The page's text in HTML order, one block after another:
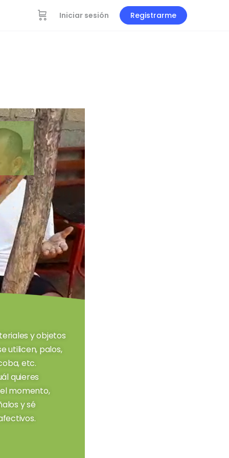
Iniciar sesión Registrarme
y objetos
utilicen, palos,
etc.
quieres
momento,
y sé